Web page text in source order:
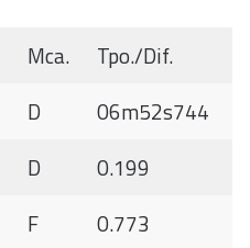
Mca.
Tpo./Dif.
D
06m52s744
D
0.199
F
0.773